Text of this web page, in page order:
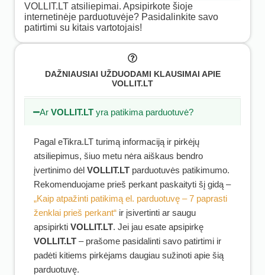
VOLLIT.LT atsiliepimai. Apsipirkote šioje
internetinėje parduotuvėje? Pasidalinkite savo
patirtimi su kitais vartotojais!
DAŽNIAUSIAI UŽDUODAMI KLAUSIMAI APIE
VOLLIT.LT
ArVOLLIT.LT yra patikima parduotuvė?
Pagal eTikra.LT turimą informaciją ir pirkėjų
atsiliepimus, šiuo metu nėra aiškaus bendro
įvertinimo dėl VOLLIT.LT parduotuvės patikimumo.
Rekomenduojame prieš perkant paskaityti šį gidą –
„Kaip atpažinti patikimą el. parduotuvę – 7 paprasti
ženklai prieš perkant“ ir įsivertinti ar saugu
apsipirkti VOLLIT.LT. Jei jau esate apsipirkę
VOLLIT.LT – prašome pasidalinti savo patirtimi ir
padėti kitiems pirkėjams daugiau sužinoti apie šią
parduotuvę.